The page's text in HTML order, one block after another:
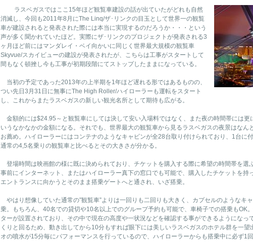
ラスベガスではここ15年ほど観覧車建設の話が出ていたがどれも自然
消滅し、今回も2011年8月にThe Linq/ザ･リンクの目玉として世界一の観覧
車が建設されると発表された際には本当に実現するのだろうか・・・という
声が多く聞かれていたほど。実際にザ･リンクのプロジェクトが発表される3
ヶ月ほど前にはマンダレイ・ベイ向かいに同じく世界最大規模の観覧車
Skyvue/スカイビューの建設が発表されたが、こちらは工事がスタートして
間もなく頓挫し今も工事が初期段階にてストップしたままになっている。
当初の予定であった2013年の上半期を1年ほど遅れる形ではあるものの、
つい先日3月31日に無事にThe High Roller/ハイローラーも運転をスタート
し、これからまたラスベガスの新しい観光名所として期待も広がる。
金額的には$24.95～と観覧車にしては決して安い入場料ではなく、また夜の時間帯には更
いうなかなかの金額になる。それでも、世界最大の観覧車から見るラスベガスの夜景はなん
お薦め。ハイローラーにはコンテナのようなキャビンが全28台取り付けられており、1台に
通常の4,5名乗りの観覧車と比べるとその大きさが分かる。
登場時間は映画館の様に既に決められており、チケットを購入する際に希望の時間帯を選
事前にインターネット、またはハイローラー真下の窓口でも可能で、購入したチケットを持
エントランスに向かうとそのまま搭乗ゲートへと通され、いざ搭乗。
やはり想像していた通常の”観覧車”よりは一回りも二回りも大きく、カプセルのようなキ
乗。もちろん、40名での貸切や10名以上でのグループ予約も可能で、車椅子での搭乗もOK
ターが設置されており、その中で現在の高度や一状況などを確認する事ができるようになっ
くりと回るため、動き出してから10分もすれば眼下には美しいラスベガスのホテル群を一
オの噴水が15分毎にパフォーマンスを行っているので、ハイローラーからも搭乗中に必ず1